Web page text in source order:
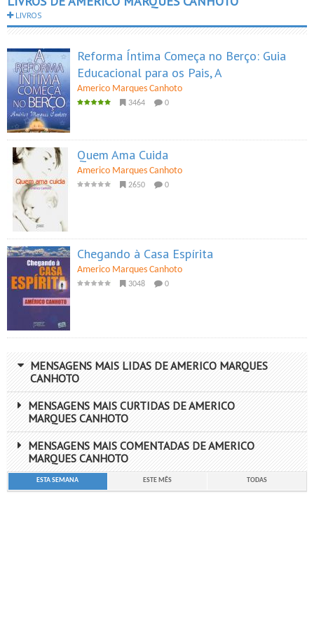
LIVROS
Reforma Íntima Começa no Berço: Guia
Educacional para os Pais, A
Americo Marques Canhoto
3464 0
Quem Ama Cuida
Americo Marques Canhoto
2650 0
Chegando à Casa Espírita
Americo Marques Canhoto
3048 0
MENSAGENS MAIS LIDAS DE AMERICO MARQUES
CANHOTO
MENSAGENS MAIS CURTIDAS DE AMERICO
MARQUES CANHOTO
MENSAGENS MAIS COMENTADAS DE AMERICO
MARQUES CANHOTO
ESTA SEMANA ESTE MÊS TODAS